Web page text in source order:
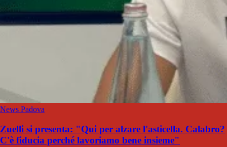
News Padova
Zuelli si presenta: "Qui per alzare l'asticella. Calabro?
C'è fiducia perché lavoriamo bene insieme"